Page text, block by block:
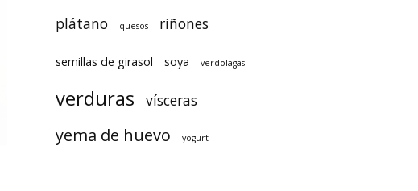
plátano quesos riñones
semillas de girasol soya verdolagas
verduras vísceras
yema de huevo yogurt